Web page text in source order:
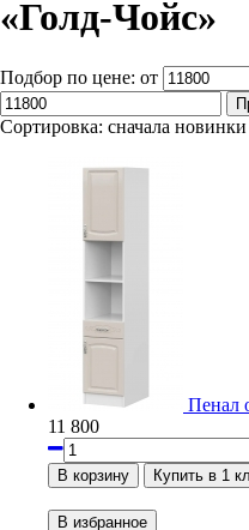
«Голд-Чойс»
Подбор по цене: от
Сортировка: сначала новинки
11 800